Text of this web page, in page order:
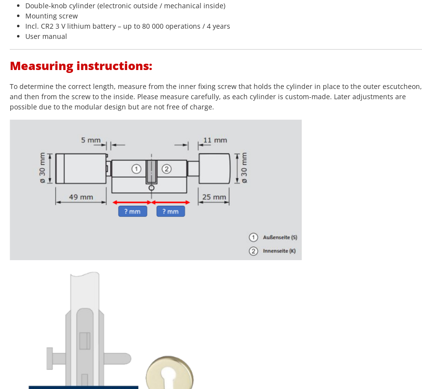
Double-knob cylinder (electronic outside / mechanical inside)
Mounting screw
Incl. CR2 3 V lithium battery – up to 80 000 operations / 4 years
User manual
Measuring instructions:
To determine the correct length, measure from the inner fixing screw that holds the cylinder in place to the outer escutcheon,
and then from the screw to the inside. Please measure carefully, as each cylinder is custom-made. Later adjustments are
possible due to the modular design but are not free of charge.